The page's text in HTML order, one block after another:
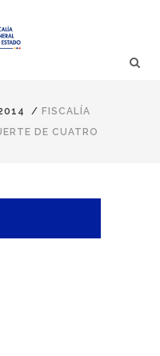
/ FISCALÍA
DE CUATRO